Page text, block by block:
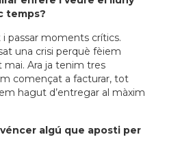
temps?
passar moments crítics.
una crisi perquè fèiem
Ara ja tenim tres
començat a facturar, tot
hagut d’entregar al màxim
algú que aposti per